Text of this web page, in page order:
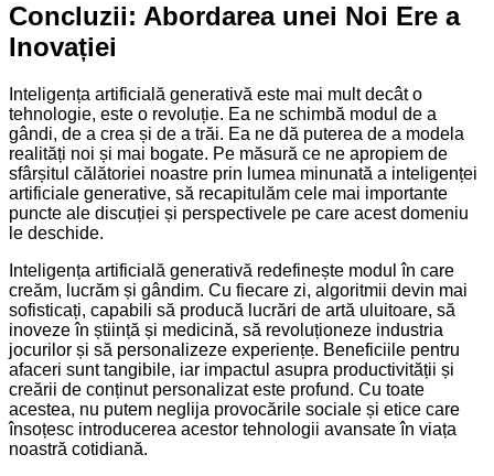
Concluzii: Abordarea unei Noi Ere a
Inovației
Inteligența artificială generativă este mai mult decât o
tehnologie, este o revoluție. Ea ne schimbă modul de a
gândi, de a crea și de a trăi. Ea ne dă puterea de a modela
realități noi și mai bogate. Pe măsură ce ne apropiem de
sfârșitul călătoriei noastre prin lumea minunată a inteligenței
artificiale generative, să recapitulăm cele mai importante
puncte ale discuției și perspectivele pe care acest domeniu
le deschide.
Inteligența artificială generativă redefinește modul în care
creăm, lucrăm și gândim. Cu fiecare zi, algoritmii devin mai
sofisticați, capabili să producă lucrări de artă uluitoare, să
inoveze în știință și medicină, să revoluționeze industria
jocurilor și să personalizeze experiențe. Beneficiile pentru
afaceri sunt tangibile, iar impactul asupra productivității și
creării de conținut personalizat este profund. Cu toate
acestea, nu putem neglija provocările sociale și etice care
însoțesc introducerea acestor tehnologii avansate în viața
noastră cotidiană.